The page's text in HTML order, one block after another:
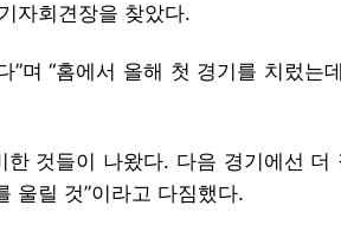
자회견장을 찾았다.
”며 “홈에서 올해 첫 경기를 치렀는
한 것들이 나왔다. 다음 경기에선
울릴 것”이라고 다짐했다.